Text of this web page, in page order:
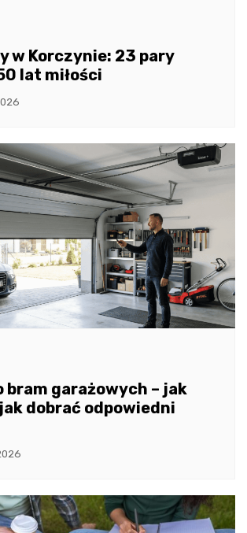
w Korczynie: 23 pary
lat miłości
bram garażowych – jak
dobrać odpowiedni